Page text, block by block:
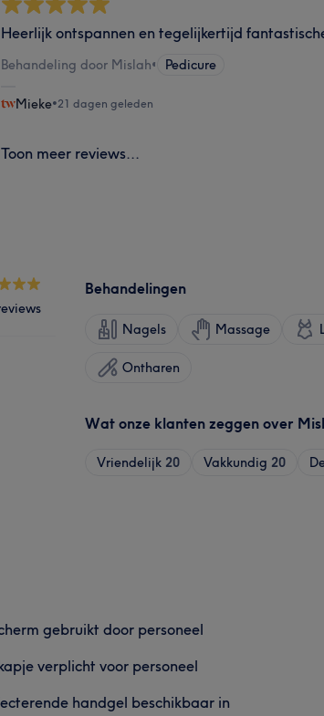
Heerlijk ontspannen en tegelijkertijd
Behandeling door Mislah• Pedicure
Mieke•21 dagen geleden
Toon meer reviews...
Behandelingen
Nagels Massage
Ontharen
Wat onze klanten zeggen over
Vriendelijk 20 Vakkundig 20
gebruikt door personeel
verplicht voor personeel
handgel beschikbaar in